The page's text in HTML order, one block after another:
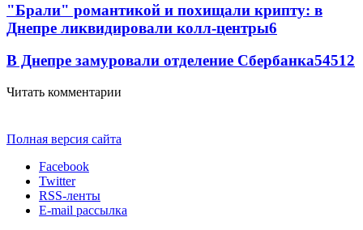
"Брали" романтикой и похищали крипту: в
Днепре ликвидировали колл-центры6
В Днепре замуровали отделение Сбербанка54512
Читать комментарии
Полная версия сайта
Facebook
Twitter
RSS-ленты
E-mail рассылка